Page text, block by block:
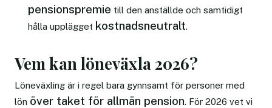
pensionspremie till den anställde och samtidigt
hålla upplägget kostnadsneutralt.
Vem kan löneväxla 2026?
Löneväxling är i regel bara gynnsamt för personer med
lön över taket för allmän pension. För 2026 vet vi